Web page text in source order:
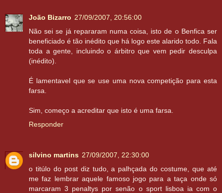
João Bizarro 27/09/2007, 20:56:00
Não sei se já repararam numa coisa, isto de o Benfica ser
beneficiado é tão inédito que há logo este alarido todo. Fala
toda a gente, incluindo o árbitro que vem pedir desculpa
(inédito).
É lamentavel que se use uma nova competição para esta
farsa.
Sim, começo a acreditar que isto é uma farsa.
Responder
silvino martins 27/09/2007, 22:30:00
o titúlo do post diz tudo, a palhçada do costume, que até
me faz lembrar aquele famoso jogo para a taça onde só
marcaram 3 penaltys por senão o sport lisboa ia com o